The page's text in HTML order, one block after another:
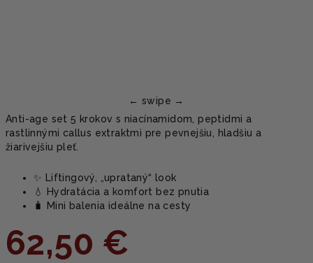
Anti-age set 5 krokov s niacínamidom, peptidmi a
rastlinnými callus extraktmi pre pevnejšiu, hladšiu a
žiarivejšiu pleť.
✨ Liftingový, „uprataný“ look
💧 Hydratácia a komfort bez pnutia
🧳 Mini balenia ideálne na cesty
62,50 €